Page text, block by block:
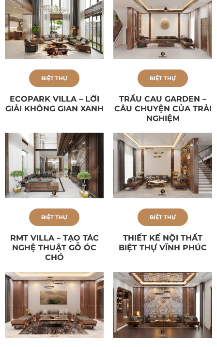
BIỆT THỰ
ECOPARK VILLA – LỜI
GIẢI KHÔNG GIAN XANH
BIỆT THỰ
TRẦU CAU GARDEN –
CÂU CHUYỆN CỦA TRẢI
NGHIỆM
BIỆT THỰ
RMT VILLA – TẠO TÁC
NGHỆ THUẬT GỖ ÓC
CHÓ
BIỆT THỰ
THIẾT KẾ NỘI THẤT
BIỆT THỰ VĨNH PHÚC